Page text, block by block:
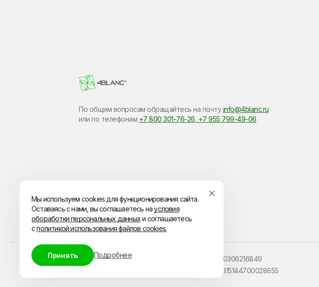
По общим вопросам обращайтесь на почтуinfo@4blanc.ru
или по​ телефонам +7 800 301-76-26 +7 955 799-49-06
© ИП Владимиров Павел Геннадьевич
ИНН 110306216849
ОГРН 315144700028655
Мы используем cookies для функционирования сайта.
Оставаясь с нами, вы соглашаетесь наусловия
обоработки персональных данныхи соглашаетесь
сполитикой использования файлов cookies.
Принять Подробнее